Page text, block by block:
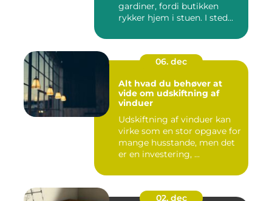
gardiner, fordi butikken
rykker hjem i stuen. I sted...
06. dec
Alt hvad du behøver at
vide om udskiftning af
vinduer
Udskiftning af vinduer kan
virke som en stor opgave for
mange husstande, men det
er en investering, ...
02. dec